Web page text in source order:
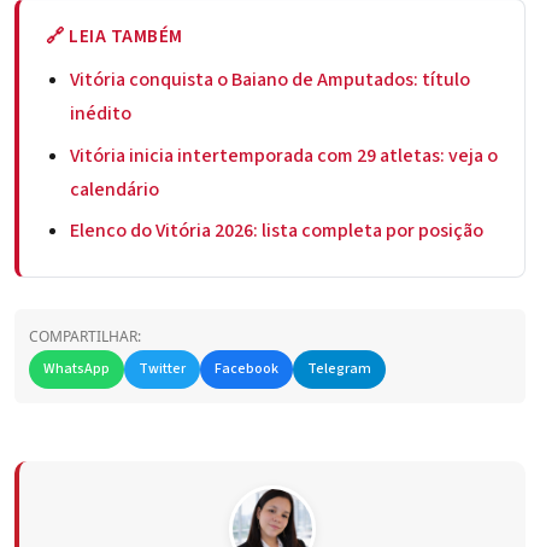
🔗 LEIA TAMBÉM
Vitória conquista o Baiano de Amputados: título
inédito
Vitória inicia intertemporada com 29 atletas: veja o
calendário
Elenco do Vitória 2026: lista completa por posição
COMPARTILHAR:
WhatsApp
Twitter Facebook Telegram